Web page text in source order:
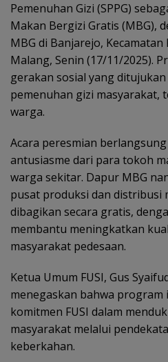
Pemenuhan Gizi (SPPG)
Makan Bergizi Gratis (MBG),
MBG di Banjarejo,
Malang, Senin (17/11/2025).
gerakan sosial yang
pemenuhan gizi masyarakat,
warga.
Acara peresmian
antusiasme dari para tokoh
warga sekitar. Dapur MBG
pusat produksi dan distribusi
dibagikan secara gratis,
membantu meningkatkan
masyarakat pedesaan.
Ketua Umum FUSI, Gus
menegaskan bahwa program
komitmen FUSI dalam
masyarakat melalui
keberkahan.